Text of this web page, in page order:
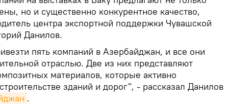
но и существенно конкурентное качество,
центра экспортной поддержки Чувашской
Данилов.
пять компаний в Азербайджан, и все они
отраслью. Две из них представляют
материалов, которые активно
зданий и дорог", - рассказал Данилов
.